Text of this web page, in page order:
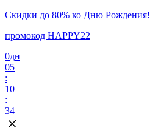
Скидки до 80% ко Дню Рождения!
промокод HAPPY22
0дн
05
:
10
:
34